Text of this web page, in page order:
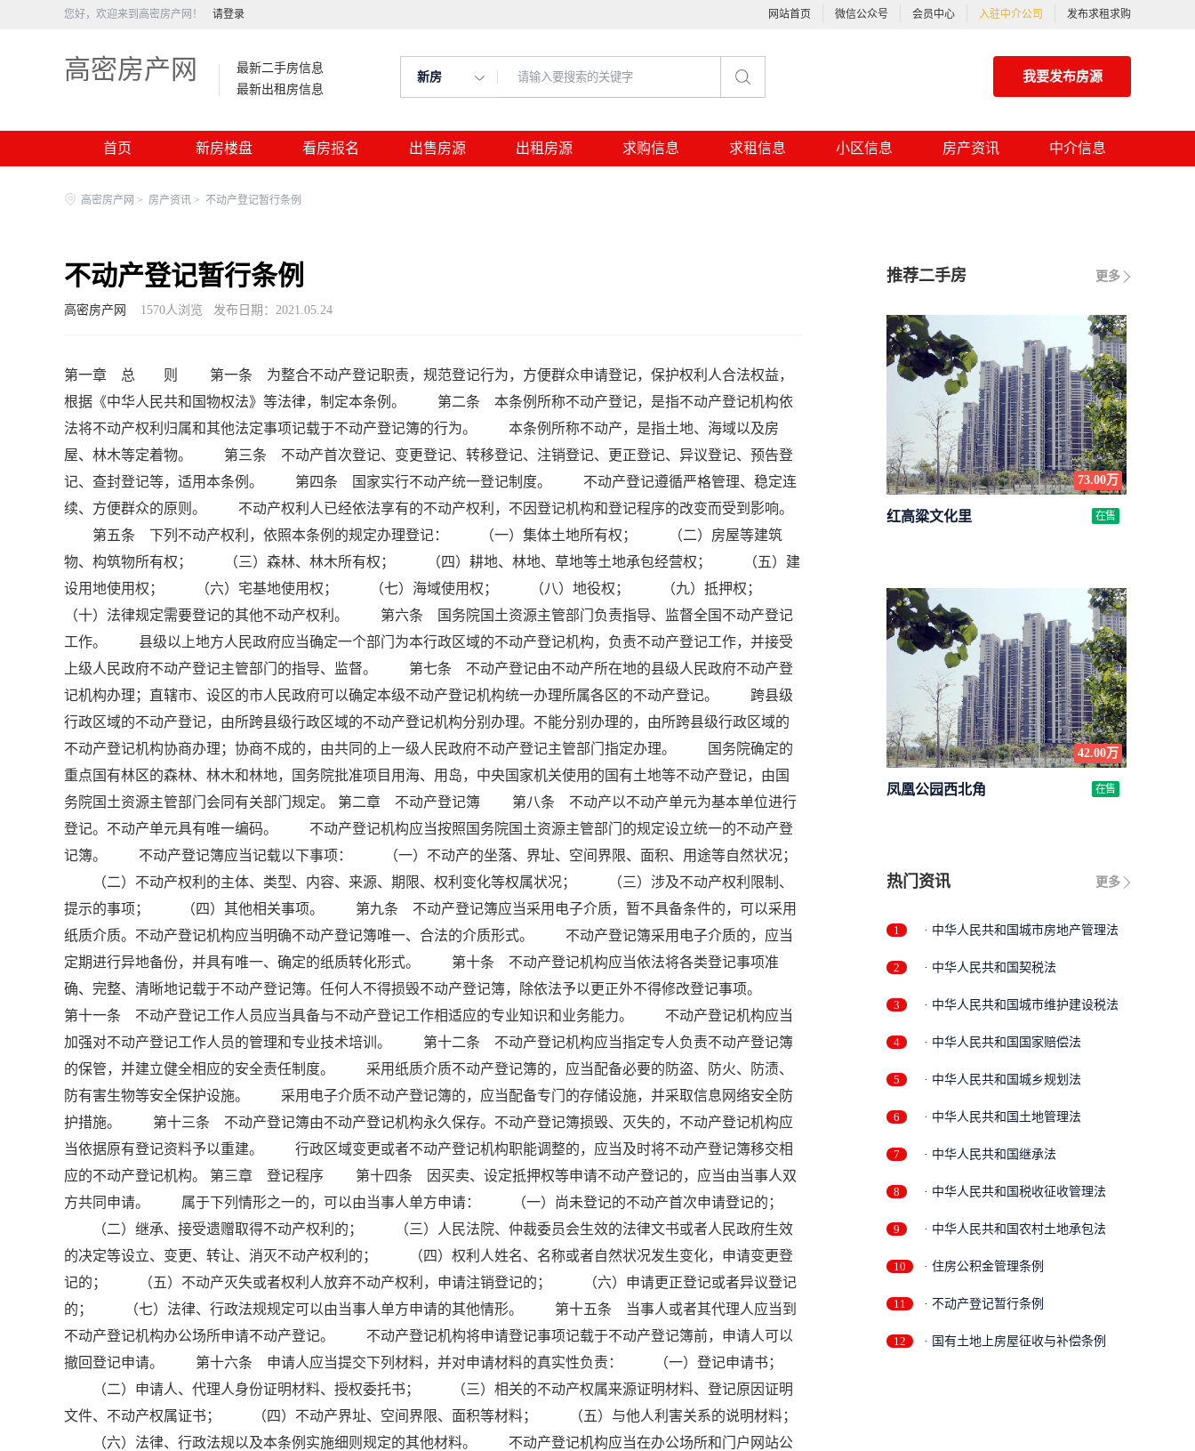
您好，欢迎来到高密房产网！ 请登录 网站首页 微信公众号 会员中心 入驻中介公司 发布求租求购
高密房产网
最新二手房信息
最新出租房信息
新房 我要发布房源
首页 新房楼盘 看房报名 出售房源 出租房源 求购信息 求租信息 小区信息 房产资讯 中介信息
高密房产网 > 房产资讯 > 不动产登记暂行条例
不动产登记暂行条例
高密房产网 1570人浏览 发布日期：2021.05.24
第一章 总 则 第一条 为整合不动产登记职责，规范登记行为，方便群众申请登记，保护权利人合法权益，
根据《中华人民共和国物权法》等法律，制定本条例。 第二条 本条例所称不动产登记，是指不动产登记机构依
法将不动产权利归属和其他法定事项记载于不动产登记簿的行为。 本条例所称不动产，是指土地、海域以及房
屋、林木等定着物。 第三条 不动产首次登记、变更登记、转移登记、注销登记、更正登记、异议登记、预告登
记、查封登记等，适用本条例。 第四条 国家实行不动产统一登记制度。 不动产登记遵循严格管理、稳定连
续、方便群众的原则。 不动产权利人已经依法享有的不动产权利，不因登记机构和登记程序的改变而受到影响。
第五条 下列不动产权利，依照本条例的规定办理登记： （一）集体土地所有权； （二）房屋等建筑
物、构筑物所有权； （三）森林、林木所有权； （四）耕地、林地、草地等土地承包经营权； （五）建
设用地使用权； （六）宅基地使用权； （七）海域使用权； （八）地役权； （九）抵押权；
（十）法律规定需要登记的其他不动产权利。 第六条 国务院国土资源主管部门负责指导、监督全国不动产登记
工作。 县级以上地方人民政府应当确定一个部门为本行政区域的不动产登记机构，负责不动产登记工作，并接受
上级人民政府不动产登记主管部门的指导、监督。 第七条 不动产登记由不动产所在地的县级人民政府不动产登
记机构办理；直辖市、设区的市人民政府可以确定本级不动产登记机构统一办理所属各区的不动产登记。 跨县级
行政区域的不动产登记，由所跨县级行政区域的不动产登记机构分别办理。不能分别办理的，由所跨县级行政区域的
不动产登记机构协商办理；协商不成的，由共同的上一级人民政府不动产登记主管部门指定办理。 国务院确定的
重点国有林区的森林、林木和林地，国务院批准项目用海、用岛，中央国家机关使用的国有土地等不动产登记，由国
务院国土资源主管部门会同有关部门规定。 第二章 不动产登记簿 第八条 不动产以不动产单元为基本单位进行
登记。不动产单元具有唯一编码。 不动产登记机构应当按照国务院国土资源主管部门的规定设立统一的不动产登
记簿。 不动产登记簿应当记载以下事项： （一）不动产的坐落、界址、空间界限、面积、用途等自然状况；
（二）不动产权利的主体、类型、内容、来源、期限、权利变化等权属状况； （三）涉及不动产权利限制、
提示的事项； （四）其他相关事项。 第九条 不动产登记簿应当采用电子介质，暂不具备条件的，可以采用
纸质介质。不动产登记机构应当明确不动产登记簿唯一、合法的介质形式。 不动产登记簿采用电子介质的，应当
定期进行异地备份，并具有唯一、确定的纸质转化形式。 第十条 不动产登记机构应当依法将各类登记事项准
确、完整、清晰地记载于不动产登记簿。任何人不得损毁不动产登记簿，除依法予以更正外不得修改登记事项。
第十一条 不动产登记工作人员应当具备与不动产登记工作相适应的专业知识和业务能力。 不动产登记机构应当
加强对不动产登记工作人员的管理和专业技术培训。 第十二条 不动产登记机构应当指定专人负责不动产登记簿
的保管，并建立健全相应的安全责任制度。 采用纸质介质不动产登记簿的，应当配备必要的防盗、防火、防渍、
防有害生物等安全保护设施。 采用电子介质不动产登记簿的，应当配备专门的存储设施，并采取信息网络安全防
护措施。 第十三条 不动产登记簿由不动产登记机构永久保存。不动产登记簿损毁、灭失的，不动产登记机构应
当依据原有登记资料予以重建。 行政区域变更或者不动产登记机构职能调整的，应当及时将不动产登记簿移交相
应的不动产登记机构。 第三章 登记程序 第十四条 因买卖、设定抵押权等申请不动产登记的，应当由当事人双
方共同申请。 属于下列情形之一的，可以由当事人单方申请： （一）尚未登记的不动产首次申请登记的；
（二）继承、接受遗赠取得不动产权利的； （三）人民法院、仲裁委员会生效的法律文书或者人民政府生效
的决定等设立、变更、转让、消灭不动产权利的； （四）权利人姓名、名称或者自然状况发生变化，申请变更登
记的； （五）不动产灭失或者权利人放弃不动产权利，申请注销登记的； （六）申请更正登记或者异议登记
的； （七）法律、行政法规规定可以由当事人单方申请的其他情形。 第十五条 当事人或者其代理人应当到
不动产登记机构办公场所申请不动产登记。 不动产登记机构将申请登记事项记载于不动产登记簿前，申请人可以
撤回登记申请。 第十六条 申请人应当提交下列材料，并对申请材料的真实性负责： （一）登记申请书；
（二）申请人、代理人身份证明材料、授权委托书； （三）相关的不动产权属来源证明材料、登记原因证明
文件、不动产权属证书； （四）不动产界址、空间界限、面积等材料； （五）与他人利害关系的说明材料；
（六）法律、行政法规以及本条例实施细则规定的其他材料。 不动产登记机构应当在办公场所和门户网站公
更多
推荐二手房
73.00万
红高粱文化里 在售
42.00万
凤凰公园西北角 在售
更多
热门资讯
1 · 中华人民共和国城市房地产管理法
2 · 中华人民共和国契税法
3 · 中华人民共和国城市维护建设税法
4 · 中华人民共和国国家赔偿法
5 · 中华人民共和国城乡规划法
6 · 中华人民共和国土地管理法
7 · 中华人民共和国继承法
8 · 中华人民共和国税收征收管理法
9 · 中华人民共和国农村土地承包法
10 · 住房公积金管理条例
11 · 不动产登记暂行条例
12 · 国有土地上房屋征收与补偿条例